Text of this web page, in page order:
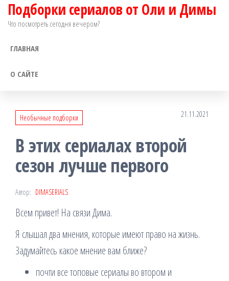
Перейти
Подборки сериалов от Оли и Димы
Что посмотреть сегодня вечером?
ГЛАВНАЯ
О САЙТЕ
Необычные подборки 21.11.2021
В этих сериалах второй
сезон лучше первого
Автор: DIMASERIALS
Всем привет! На связи Дима.
Я слышал два мнения, которые имеют право на жизнь.
Задумайтесь какое мнение вам ближе?
почти все топовые сериалы во втором и